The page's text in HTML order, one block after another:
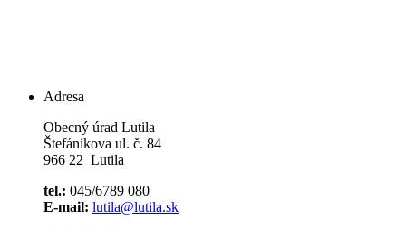
Adresa
Obecný úrad Lutila
Štefánikova ul. č. 84
966 22 Lutila
tel.: 045/6789 080
E-mail: lutila@lutila.sk